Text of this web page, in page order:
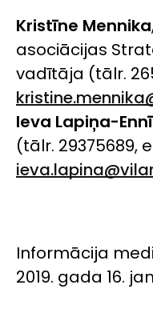
Kristīne Mennika
asociācijas
vadītāja (tālr.
Ieva Lapiņa-
(tālr. 29375689,
Informācija
2019. gada 16.